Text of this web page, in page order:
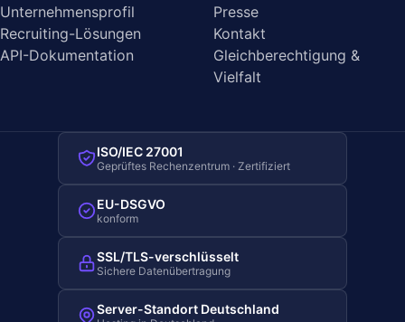
Unternehmensprofil
Recruiting-Lösungen
API-Dokumentation
Presse
Kontakt
Gleichberechtigung &
Vielfalt
ISO/IEC 27001
Geprüftes Rechenzentrum · Zertifiziert
EU-DSGVO
konform
SSL/TLS-verschlüsselt
Sichere Datenübertragung
Server-Standort Deutschland